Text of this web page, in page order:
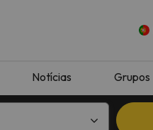
Notícias Grupos